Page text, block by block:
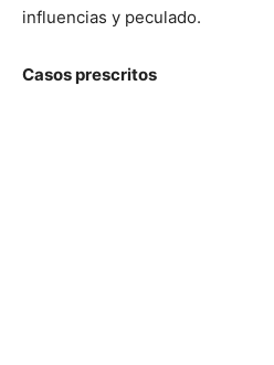
influencias y peculado.
Casos prescritos